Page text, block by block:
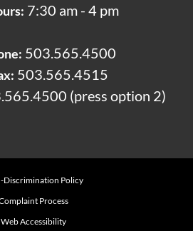
7:30 am - 4 pm
503.565.4500
503.565.4515
(press option 2)
Discrimination Policy
Process
Web Accessibility